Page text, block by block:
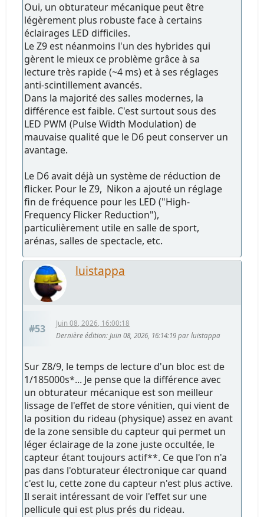
Oui, un obturateur mécanique peut être
légèrement plus robuste face à certains
éclairages LED difficiles.
Le Z9 est néanmoins l'un des hybrides qui
gèrent le mieux ce problème grâce à sa
lecture très rapide (~4 ms) et à ses réglages
anti-scintillement avancés.
Dans la majorité des salles modernes, la
différence est faible. C'est surtout sous des
LED PWM (Pulse Width Modulation) de
mauvaise qualité que le D6 peut conserver un
avantage.
Le D6 avait déjà un système de réduction de
flicker. Pour le Z9, Nikon a ajouté un réglage
fin de fréquence pour les LED ("High-
Frequency Flicker Reduction"),
particulièrement utile en salle de sport,
arénas, salles de spectacle, etc.
luistappa
#53
Juin 08, 2026, 16:00:18
Dernière édition: Juin 08, 2026, 16:14:19 par luistappa
Sur Z8/9, le temps de lecture d'un bloc est de
1/185000s*... Je pense que la différence avec
un obturateur mécanique est son meilleur
lissage de l'effet de store vénitien, qui vient de
la position du rideau (physique) assez en avant
de la zone sensible du capteur qui permet un
léger éclairage de la zone juste occultée, le
capteur étant toujours actif**. Ce que l'on n'a
pas dans l'obturateur électronique car quand
c'est lu, cette zone du capteur n'est plus active.
Il serait intéressant de voir l'effet sur une
pellicule qui est plus prés du rideau.